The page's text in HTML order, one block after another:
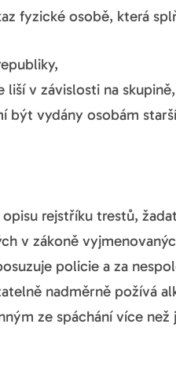
fyzické osobě, která
liší v závislosti na
být vydány osobám
rejstříku trestů,
v zákoně
policie a za
nadměrně požívá
ze spáchání více než